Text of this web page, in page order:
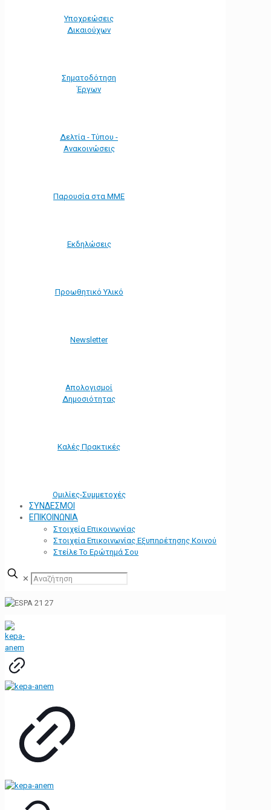
Υποχρεώσεις
Δικαιούχων
Σηματοδότηση
Έργων
Δελτία - Τύπου -
Ανακοινώσεις
Παρουσία στα ΜΜΕ
Εκδηλώσεις
Προωθητικό Υλικό
Νewsletter
Απολογισμοί
Δημοσιότητας
Καλές Πρακτικές
Ομιλίες-Συμμετοχές
ΣΥΝΔΕΣΜΟΙ
ΕΠΙΚΟΙΝΩΝΙΑ
Στοιχεία Επικοινωνίας
Στοιχεία Επικοινωνίας Εξυπηρέτησης Κοινού
Στείλε Το Ερώτημά Σου
✕